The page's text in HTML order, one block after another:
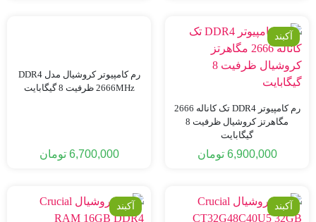
آکبند
رم کامپیوتر DDR4 تک کاناله 2666
مگاهرتز کروشیال ظرفیت 8
گیگابایت
6,900,000 تومان
رم کامپیوتر کروشیال مدل DDR4
2666MHz ظرفیت 8 گیگابایت
6,700,000 تومان
آکبند آکبند